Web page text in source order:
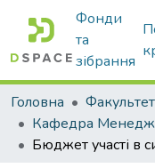
Фонди
та
зібрання
Головна